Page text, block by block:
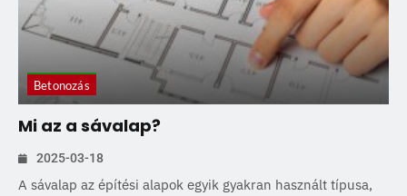
Betonozás
Mi az a sávalap?
2025-03-18
A sávalap az építési alapok egyik gyakran használt típusa,